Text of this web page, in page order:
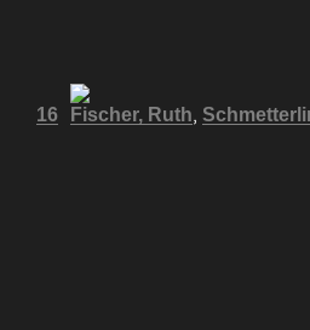
2016 Fischer, Ruth,